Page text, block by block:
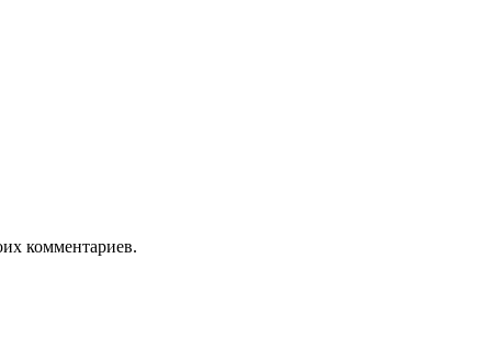
комментариев.